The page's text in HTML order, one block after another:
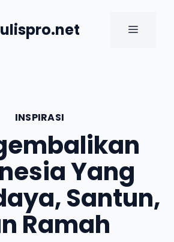
MENU
INSPIRASI
Yang
Santun,
Ramah